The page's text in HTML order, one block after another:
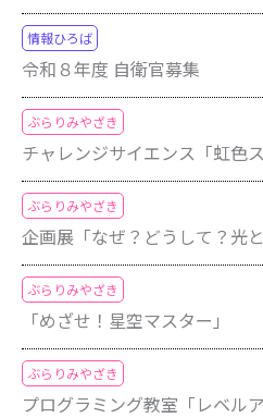
情報ひろば
令和８年度 自衛官募集
ぶらりみやざき
チャレンジサイエンス「虹色ス
ぶらりみやざき
企画展「なぜ？どうして？光
ぶらりみやざき
「めざせ！星空マスター」
ぶらりみやざき
プログラミング教室「レベルア